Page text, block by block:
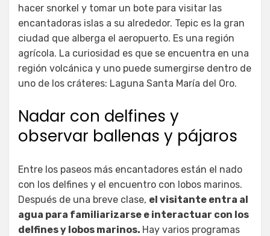
hacer snorkel y tomar un bote para visitar las
encantadoras islas a su alrededor. Tepic es la gran
ciudad que alberga el aeropuerto. Es una región
agrícola. La curiosidad es que se encuentra en una
región volcánica y uno puede sumergirse dentro de
uno de los cráteres: Laguna Santa María del Oro.
Nadar con delfines y
observar ballenas y pájaros
Entre los paseos más encantadores están el nado
con los delfines y el encuentro con lobos marinos.
Después de una breve clase, el visitante entra al
agua para familiarizarse e interactuar con los
delfines y lobos marinos. Hay varios programas